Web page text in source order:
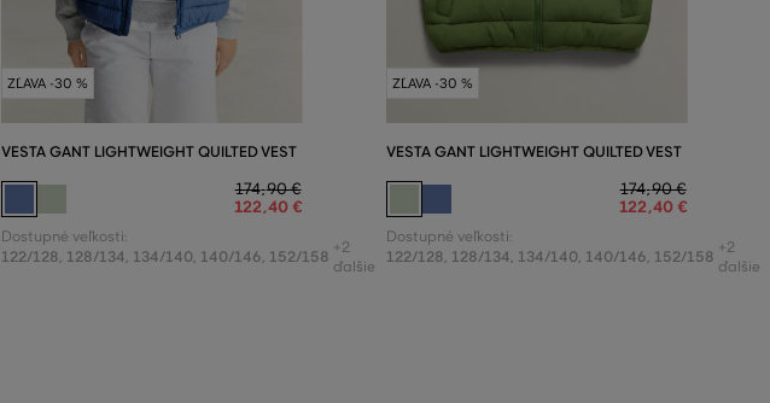
ZĽAVA -30 %
VESTA GANT LIGHTWEIGHT QUILTED VEST
174,90 €
122,40 €
Dostupné veľkosti:
122/128, 128/134, 134/140, 140/146, 152/158 +2
ďalšie
ZĽAVA -30 %
VESTA GANT LIGHTWEIGHT QUILTED VEST
174,90 €
122,40 €
Dostupné veľkosti:
122/128, 128/134, 134/140, 140/146, 152/158 +2
ďalšie